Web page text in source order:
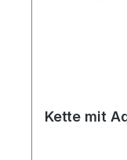
Kette mit